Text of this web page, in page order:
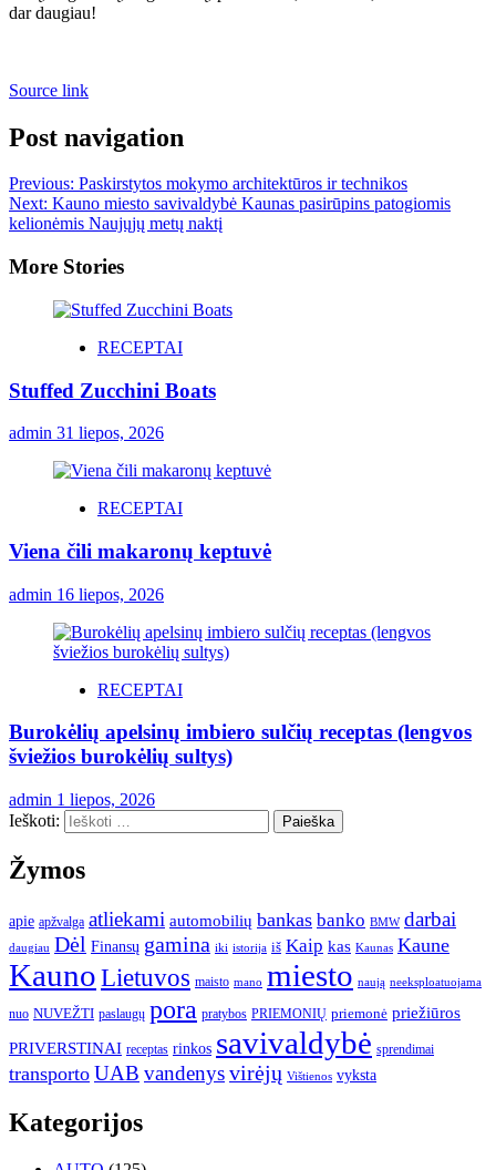
dar daugiau!
Source link
Post navigation
Previous: Paskirstytos mokymo architektūros ir technikos
Next: Kauno miesto savivaldybė Kaunas pasirūpins patogiomis
kelionėmis Naujųjų metų naktį
More Stories
RECEPTAI
Stuffed Zucchini Boats
admin 31 liepos, 2026
RECEPTAI
Viena čili makaronų keptuvė
admin 16 liepos, 2026
RECEPTAI
Burokėlių apelsinų imbiero sulčių receptas (lengvos
šviežios burokėlių sultys)
admin 1 liepos, 2026
Ieškoti:
Žymos
apie apžvalga atliekami automobilių bankas banko BMW darbai
daugiau Dėl Finansų gamina iki istorija iš Kaip kas Kaunas Kaune
KaunoLietuvos maisto mano miesto naują neeksploatuojama
nuo NUVEŽTI paslaugų pora pratybos PRIEMONIŲ priemonė priežiūros
PRIVERSTINAI receptas rinkos savivaldybė sprendimai
transporto UAB vandenysvirėjų Vištienos vyksta
Kategorijos